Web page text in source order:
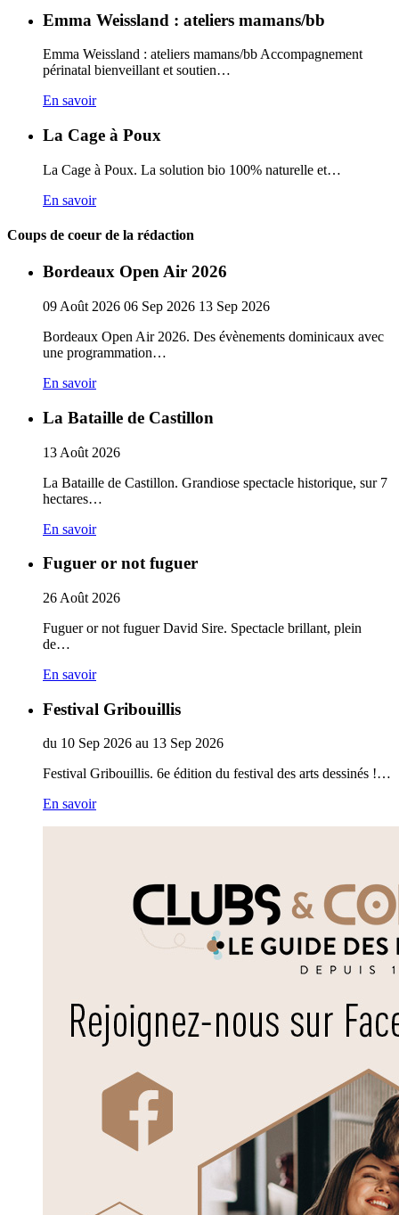
Emma Weissland : ateliers mamans/bb
Emma Weissland : ateliers mamans/bb Accompagnement
périnatal bienveillant et soutien…
En savoir
La Cage à Poux
La Cage à Poux. La solution bio 100% naturelle et…
En savoir
Coups de coeur de la rédaction
Bordeaux Open Air 2026
09 Août 2026 06 Sep 2026 13 Sep 2026
Bordeaux Open Air 2026. Des évènements dominicaux avec
une programmation…
En savoir
La Bataille de Castillon
13 Août 2026
La Bataille de Castillon. Grandiose spectacle historique, sur 7
hectares…
En savoir
Fuguer or not fuguer
26 Août 2026
Fuguer or not fuguer David Sire. Spectacle brillant, plein
de…
En savoir
Festival Gribouillis
du 10 Sep 2026 au 13 Sep 2026
Festival Gribouillis. 6e édition du festival des arts dessinés !…
En savoir